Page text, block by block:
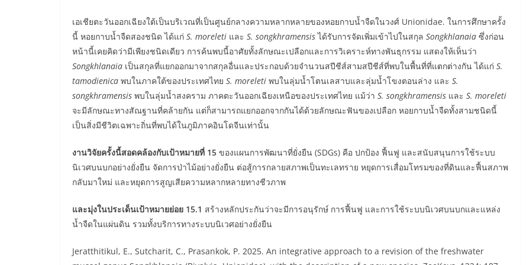
เอเชียตะวันออกเฉียงใต้เป็นบริเวณที่เป็นศูนย์กลางความหลากหลายของหอยกาบน้ำจืดในวงศ์ Unionidae. ในการศึกษาครั้ง
นี้ หอยกาบน้ำจืดสองชนิด ได้แก่ S. moreleti และ S. songkhramensisได้รับการจัดเพิ่มเข้าไปในสกุล Songkhlanaia ซึ่งก่อน
หน้านี้เคยคิดว่ามีเพียงชนิดเดียว การค้นพบนี้อาศัยทั้งลักษณะเปลือกและการวิเคราะห์ทางพันธุกรรม แสดงให้เห็นว่า
Songkhlanaia เป็นสกุลที่แยกออกมาจากสกุลอื่นและประกอบด้วยจำนวนสปีชีส์สามสปีชีส์ที่พบในพื้นที่ที่แตกต่างกัน ได้แก่ S.
tamodienica พบในภาคใต้ของประเทศไทย S. moreleti พบในลุ่มน้ำโตนเลสาบและลุ่มน้ำโขงตอนล่าง และ S.
songkhramensis พบในลุ่มน้ำสงคราม ภาคตะวันออกเฉียงเหนือของประเทศไทย แม้ว่า S. songkhramensis และ S. moreleti
จะมีลักษณะทางสัณฐานที่คล้ายกัน แต่ก็สามารถแยกออกจากกันได้ด้วยลักษณะฟันของเปลือก หอยกาบน้ำจืดทั้งสามชนิดนี้
เป็นสิ่งมีชีวิตเฉพาะถิ่นที่พบได้ในภูมิภาคอินโดจีนเท่านั้น
งานวิจัยครั้งนี้สอดคล้องกับเป้าหมายที่ 15 ของแผนการพัฒนาที่ยั่งยืน (SDGs) คือ ปกป้อง ฟื้นฟู และสนับสนุนการใช้ระบบ
นิเวศบนบกอย่างยั่งยืน จัดการป่าไม้อย่างยั่งยืน ต่อสู้การกลายสภาพเป็นทะเลทราย หยุดการเสื่อมโทรมของที่ดินและฟื้นสภาพ
กลับมาใหม่ และหยุดการสูญเสียความหลากหลายทางชีวภาพ
และมุ่งในประเด็นเป้าหมายย่อย 15.1 สร้างหลักประกันว่าจะมีการอนุรักษ์ การฟื้นฟู และการใช้ระบบนิเวศบนบกและแหล่ง
น้ำจืดในแผ่นดิน รวมทั้งบริการทางระบบนิเวศอย่างยั่งยืน
Jeratthitikul, E., Sutcharit, C., Prasankok, P. 2025. An integrative approach to a revision of the freshwater